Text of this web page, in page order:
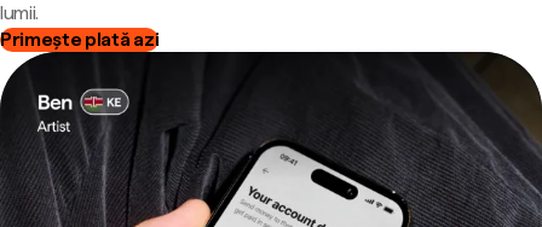
lumii.
Primește plată azi